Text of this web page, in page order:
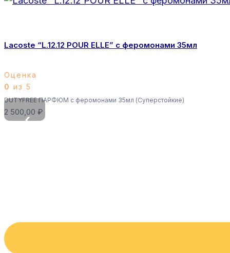
DUTYFREE ПАРФЮМ с феромонами 35мл (Суперстойкие)
Lacoste “L.12.12 POUR ELLE” с феромонами 35мл
Оценка
0 из 5
2 500,00 ₽
‹